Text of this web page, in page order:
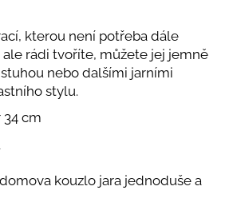
kterou není potřeba dále
ale rádi tvoříte, můžete jej jemně
nebo dalšími jarními
stylu.
cm
kouzlo jara jednoduše a